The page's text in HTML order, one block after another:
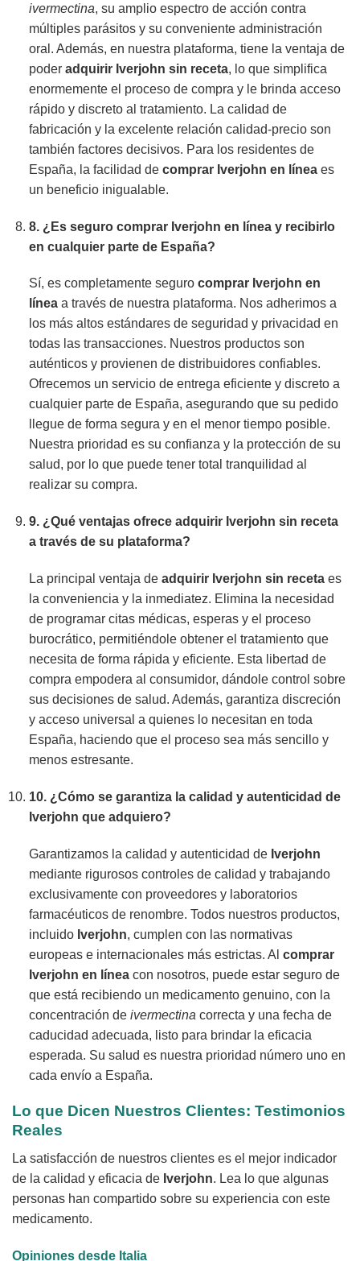
ivermectina, su amplio espectro de acción contra
múltiples parásitos y su conveniente administración
oral. Además, en nuestra plataforma, tiene la ventaja de
poder adquirir Iverjohn sin receta, lo que simplifica
enormemente el proceso de compra y le brinda acceso
rápido y discreto al tratamiento. La calidad de
fabricación y la excelente relación calidad-precio son
también factores decisivos. Para los residentes de
España, la facilidad de comprar Iverjohn en líneaes
un beneficio inigualable.
8. ¿Es seguro comprar Iverjohn en líneay recibirlo
en cualquier parte de España?
Sí, es completamente seguro comprar Iverjohn en
líneaa través de nuestra plataforma. Nos adherimos a
los más altos estándares de seguridad y privacidad en
todas las transacciones. Nuestros productos son
auténticos y provienen de distribuidores confiables.
Ofrecemos un servicio de entrega eficiente y discreto a
cualquier parte de España, asegurando que su pedido
llegue de forma segura y en el menor tiempo posible.
Nuestra prioridad es su confianza y la protección de su
salud, por lo que puede tener total tranquilidad al
realizar su compra.
9. ¿Qué ventajas ofrece adquirir Iverjohn sin receta
a través de su plataforma?
La principal ventaja de adquirir Iverjohn sin recetaes
la conveniencia y la inmediatez. Elimina la necesidad
de programar citas médicas, esperas y el proceso
burocrático, permitiéndole obtener el tratamiento que
necesita de forma rápida y eficiente. Esta libertad de
compra empodera al consumidor, dándole control sobre
sus decisiones de salud. Además, garantiza discreción
y acceso universal a quienes lo necesitan en toda
España, haciendo que el proceso sea más sencillo y
menos estresante.
10. ¿Cómo se garantiza la calidad y autenticidad de
Iverjohn que adquiero?
Garantizamos la calidad y autenticidad de Iverjohn
mediante rigurosos controles de calidad y trabajando
exclusivamente con proveedores y laboratorios
farmacéuticos de renombre. Todos nuestros productos,
incluido Iverjohn, cumplen con las normativas
europeas e internacionales más estrictas. Al comprar
Iverjohn en líneacon nosotros, puede estar seguro de
que está recibiendo un medicamento genuino, con la
concentración de ivermectina correcta y una fecha de
caducidad adecuada, listo para brindar la eficacia
esperada. Su salud es nuestra prioridad número uno en
cada envío a España.
Lo que Dicen Nuestros Clientes: Testimonios
Reales
La satisfacción de nuestros clientes es el mejor indicador
de la calidad y eficacia de Iverjohn. Lea lo que algunas
personas han compartido sobre su experiencia con este
medicamento.
Opiniones desde Italia